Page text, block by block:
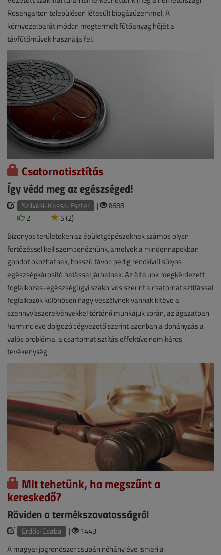
Rosengarten településen létesült biogázüzemmel. A
környezetbarát módon megtermelt fűtőanyag hőjét a
távfűtőművek használja fel.
Csatornatisztítás
Így védd meg az egészséged!
Szilvási-Kassai Eszter |
8688
2
5 (2)
Bizonyos területeken az épületgépészeknek számos olyan
fertőzéssel kell szembenéznünk, amelyek a mindennapokban
gondot okozhatnak, hosszú távon pedig rendkívül súlyos
egészségkárosító hatással járhatnak. Az általunk megkérdezett
foglalkozás-egészségügyi szakorvos szerint a csatornatisztítással
foglalkozók különösen nagy veszélynek vannak kitéve a
szennyvízszerelvényekkel történő munkájuk során, az ágazatban
harminc éve dolgozó cégvezető szerint azonban a dohányzás a
valós probléma, a csartornatisztítás effektíve nem káros
tevékenység.
Mit tehetünk, ha megszűnt a
kereskedő?
Röviden a termékszavatosságról
Erdősi Csaba |
1443
A magyar jogrendszer csupán néhány éve ismeri a